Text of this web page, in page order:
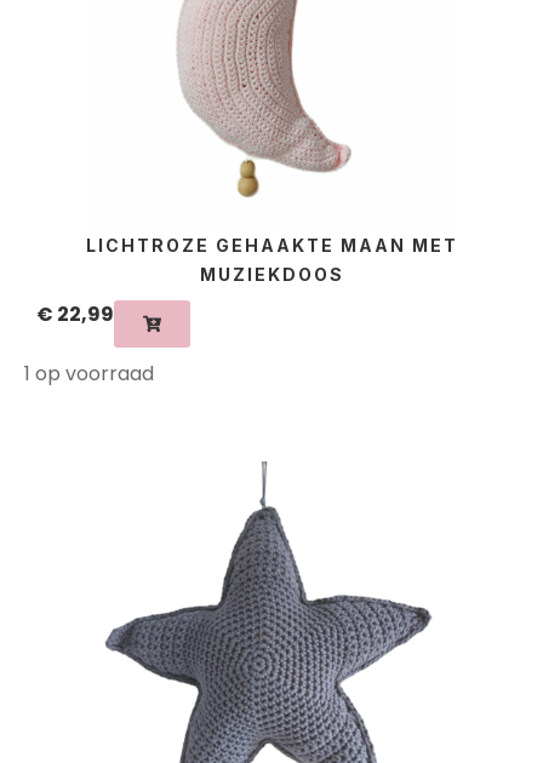
LICHTROZE GEHAAKTE MAAN MET
MUZIEKDOOS
€ 22,99
1 op voorraad